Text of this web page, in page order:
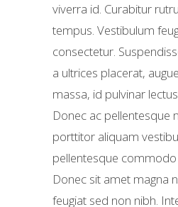
viverra id. Curabitur
tempus. Vestibulum
consectetur.
a ultrices placerat,
massa, id pulvinar
Donec ac pellentesque
porttitor aliquam
pellentesque commodo
Donec sit amet magna
feugiat sed non nibh.